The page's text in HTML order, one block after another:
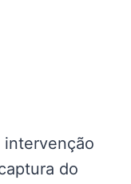
intervenção
do